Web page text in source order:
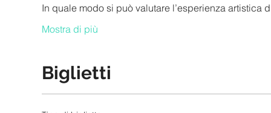
In quale modo si può valutare l’esperienza artistica
Mostra di più
Biglietti